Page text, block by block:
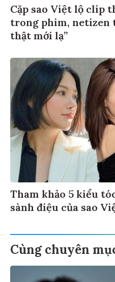
Cặp sao Việt lộ clip
trong phim, netizen
thật mới lạ”
Tham khảo 5 kiểu
sành điệu của sao
Cùng chuyên